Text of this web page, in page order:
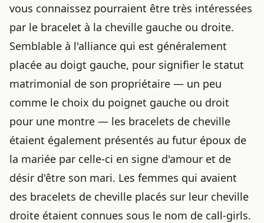
vous connaissez pourraient être très intéressées
par le bracelet à la cheville gauche ou droite.
Semblable à l'alliance qui est généralement
placée au doigt gauche, pour signifier le statut
matrimonial de son propriétaire — un peu
comme le choix du poignet gauche ou droit
pour une montre — les bracelets de cheville
étaient également présentés au futur époux de
la mariée par celle-ci en signe d'amour et de
désir d'être son mari. Les femmes qui avaient
des bracelets de cheville placés sur leur cheville
droite étaient connues sous le nom de call-girls.